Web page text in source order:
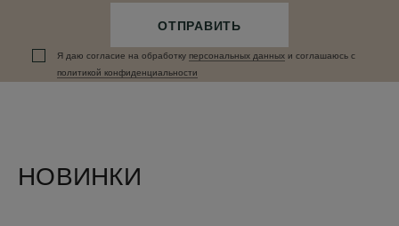
ОТПРАВИТЬ
Я даю согласие на обработку персональных данныx и соглашаюсь c
политикой конфиденциальности
НОВИНКИ